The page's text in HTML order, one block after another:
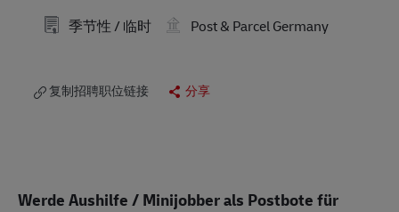
季节性 / 临时
Post & Parcel Germany
复制招聘职位链接 分享
Werde Aushilfe / Minijobber als Postbote für